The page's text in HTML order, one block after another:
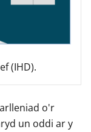
(IHD).
o'r
un oddi ar y